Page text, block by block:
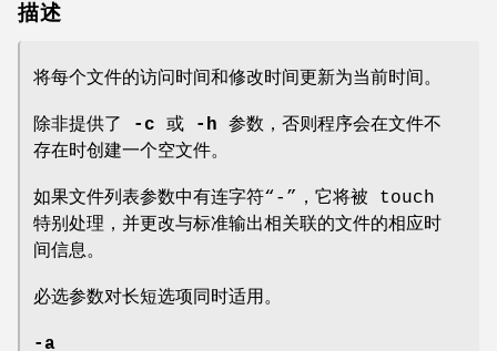
描述
将每个文件的访问时间和修改时间更新为当前时间。
除非提供了 -c 或 -h 参数，否则程序会在文件不
存在时创建一个空文件。
如果文件列表参数中有连字符“-”，它将被 touch
特别处理，并更改与标准输出相关联的文件的相应时
间信息。
必选参数对长短选项同时适用。
-a